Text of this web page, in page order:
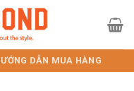
DẪN MUA HÀNG